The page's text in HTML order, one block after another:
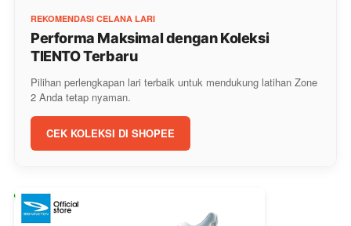
REKOMENDASI CELANA LARI
Performa Maksimal dengan Koleksi
TIENTO Terbaru
Pilihan perlengkapan lari terbaik untuk mendukung latihan Zone
2 Anda tetap nyaman.
CEK KOLEKSI DI SHOPEE